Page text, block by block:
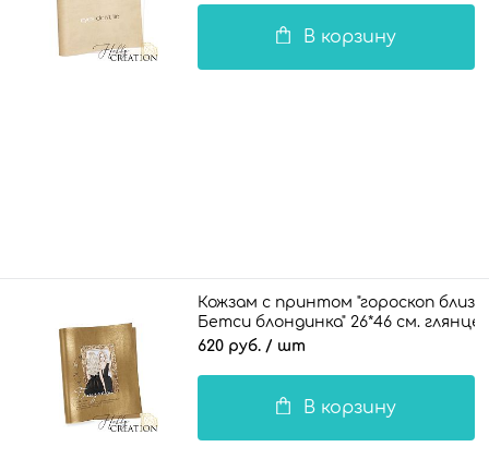
В корзину
Кожзам с принтом "гороскоп
Бетси блондинка" 26*46 см.
620 руб. / шт
В корзину